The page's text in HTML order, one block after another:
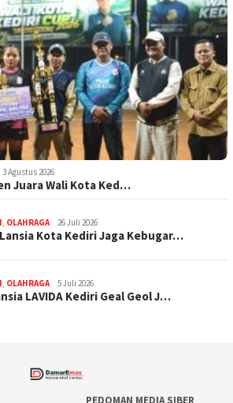
3 Agustus 2026
Juara Wali Kota Ked…
, OLAHRAGA 26 Juli 2026
Kota Kediri Jaga Kebugar…
, OLAHRAGA 5 Juli 2026
LAVIDA Kediri Geal Geol J…
PEDOMAN MEDIA SIBER